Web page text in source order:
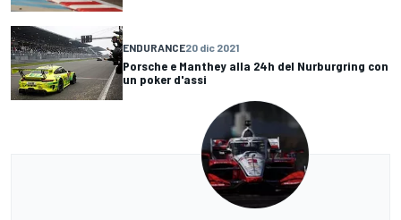
ENDURANCE20 dic 2021
Porsche e Manthey alla 24h del Nurburgring con
un poker d'assi